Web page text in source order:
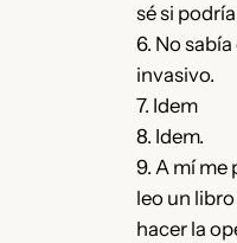
sé si
6. No
invasivo.
7. Idem
8. Idem.
9. A mí me
leo un
hacer la